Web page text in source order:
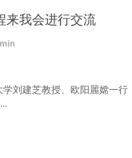
来我会进行交流
刘建芝教授、欧阳麗嫦一行